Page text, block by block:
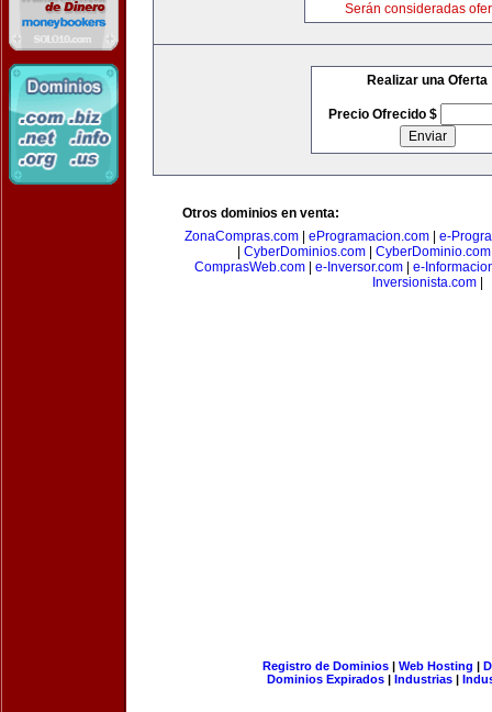
Serán consideradas
Realizar una Oferta
Precio Ofrecido $
Otros dominios en venta:
ZonaCompras.com
eProgramacion.com
e-
CyberDominios.com| CyberDominio.com
ComprasWeb.com
e-Inversor.com
e-
Inversionista.com|
Registro de Dominios| Web Hosting |
Dominios Expirados | Industrias |